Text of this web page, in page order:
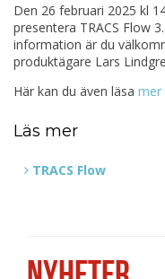
Den 26 februari 2025 kl
presentera TRACS Flow
information är du
produktägare Lars
Här kan du även läsa mer
Läs mer
TRACS Flow